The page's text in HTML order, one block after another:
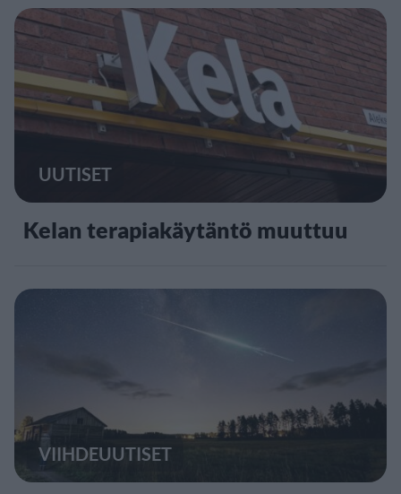
UUTISET
Kelan terapiakäytäntö muuttuu
VIIHDEUUTISET